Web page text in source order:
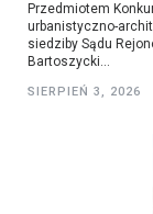
Przedmiotem
urbanistyczno-
siedziby Sądu
Bartoszycki...
SIERPIEŃ 3, 2026